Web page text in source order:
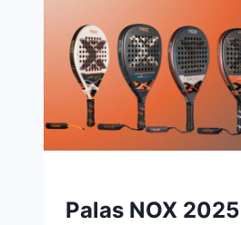
Palas NOX 2025